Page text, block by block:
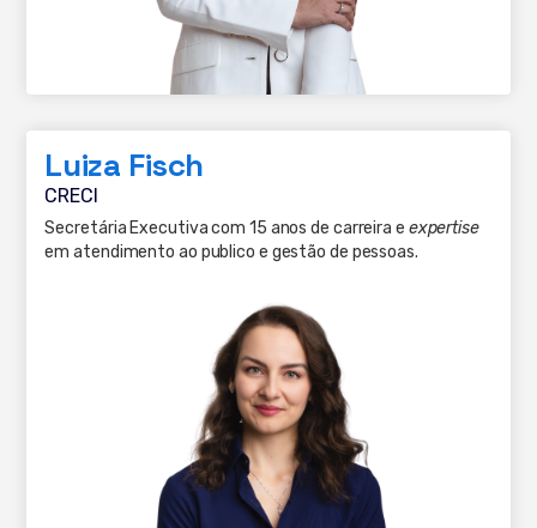
Luiza Fisch
CRECI
Secretária Executiva com 15 anos de carreira e expertise
em atendimento ao publico e gestão de pessoas.